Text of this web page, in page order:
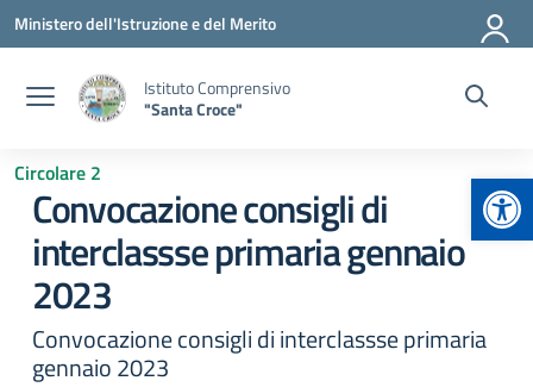
Vai ai contenuti
Vai al menu di navigazione
Vai al footer
Ministero dell'Istruzione e del Merito
Istituto Comprensivo
"Santa Croce"
Circolare 2
Convocazione consigli di
interclassse primaria gennaio
2023
Convocazione consigli di interclassse primaria
gennaio 2023